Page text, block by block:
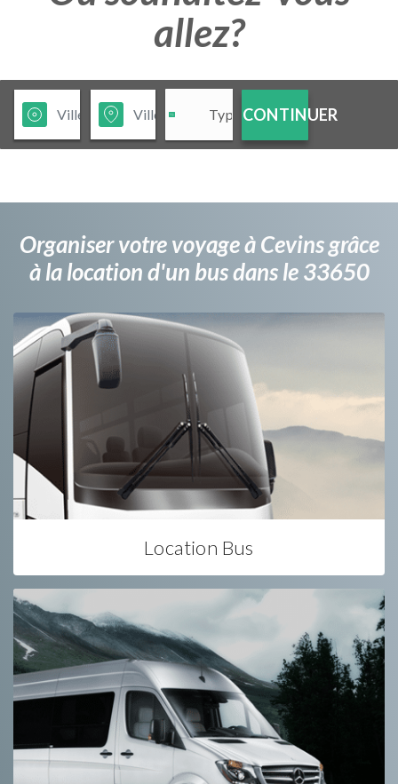
allez?
CONTINUER
Organiser votre voyage à Cevins grâce
à la location d'un bus dans le 33650
Location Bus